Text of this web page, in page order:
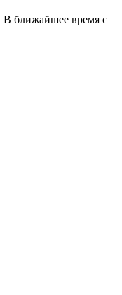
В ближайшее время с